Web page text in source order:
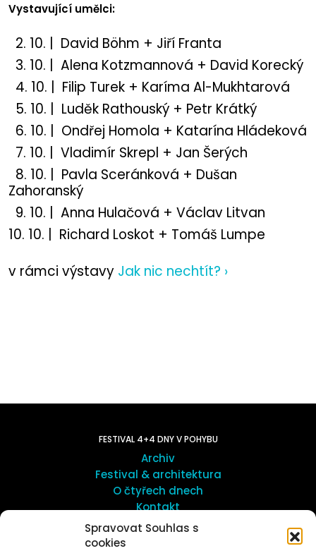
Spravovat Souhlas s
cookies
Vystavující umělci:
2. 10. | David Böhm + Jiří Franta
3. 10. | Alena Kotzmannová + David Korecký
4. 10. | Filip Turek + Karíma Al-Mukhtarová
5. 10. | Luděk Rathouský + Petr Krátký
6. 10. | Ondřej Homola + Katarína Hládeková
7. 10. | Vladimír Skrepl + Jan Šerých
8. 10. | Pavla Sceránková + Dušan
Zahoranský
9. 10. | Anna Hulačová + Václav Litvan
10. 10. | Richard Loskot + Tomáš Lumpe
v rámci výstavy Jak nic nechtít? ›
FESTIVAL 4+4 DNY V POHYBU
Archiv
Festival & architektura
O čtyřech dnech
Kontakt